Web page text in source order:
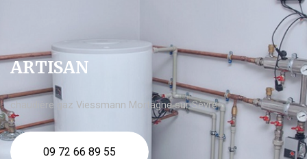
ARTISAN
chaudière gaz Viessmann Mortagne sur Sèvre
09 72 66 89 55